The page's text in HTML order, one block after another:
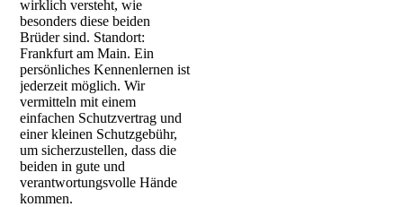
wirklich versteht, wie
besonders diese beiden
Brüder sind. Standort:
Frankfurt am Main. Ein
persönliches Kennenlernen ist
jederzeit möglich. Wir
vermitteln mit einem
einfachen Schutzvertrag und
einer kleinen Schutzgebühr,
um sicherzustellen, dass die
beiden in gute und
verantwortungsvolle Hände
kommen.